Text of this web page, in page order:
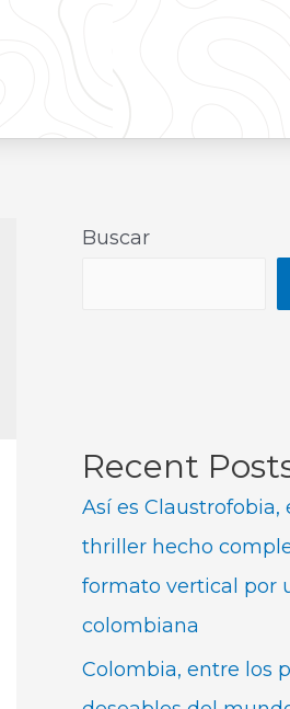
Buscar
Recent
Así es Claustrofobia,
thriller hecho
formato vertical por
colombiana
Colombia, entre los